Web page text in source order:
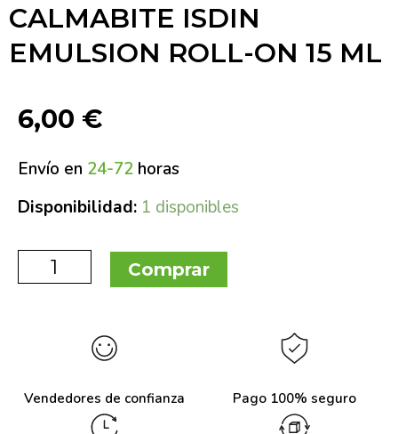
CALMABITE ISDIN
EMULSION ROLL-ON 15 ML
6,00 €
Envío en 24-72 horas
Disponibilidad: 1 disponibles
Comprar
Vendedores de confianza Pago 100% seguro